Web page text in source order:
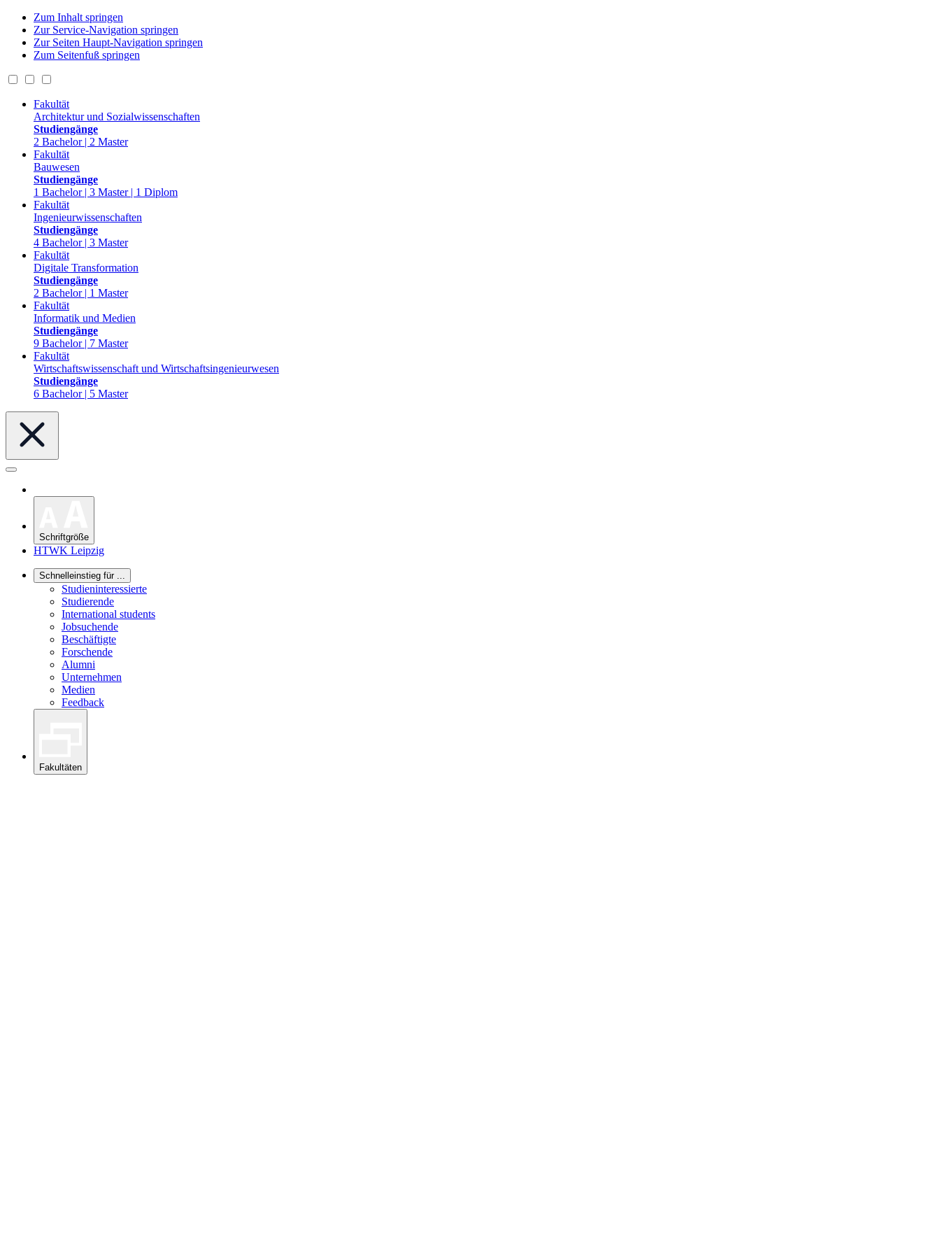
Zum Inhalt springen
Zur Service-Navigation springen
Zur Seiten Haupt-Navigation springen
Zum Seitenfuß springen
Fakultät
Architektur und Sozialwissenschaften
Studiengänge
2 Bachelor | 2 Master
Fakultät
Bauwesen
Studiengänge
1 Bachelor | 3 Master | 1 Diplom
Fakultät
Ingenieurwissenschaften
Studiengänge
4 Bachelor | 3 Master
Fakultät
Digitale Transformation
Studiengänge
2 Bachelor | 1 Master
Fakultät
Informatik und Medien
Studiengänge
9 Bachelor | 7 Master
Fakultät
Wirtschaftswissenschaft und Wirtschaftsingenieurwesen
Studiengänge
6 Bachelor | 5 Master
Schriftgröße
HTWK Leipzig
Schnelleinstieg für ...
Studieninteressierte
Studierende
International students
Jobsuchende
Beschäftigte
Forschende
Alumni
Unternehmen
Medien
Feedback
Fakultäten